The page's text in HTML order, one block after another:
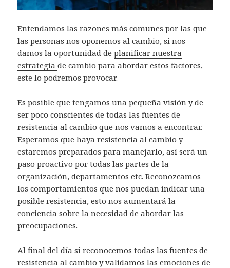
Entendamos las razones más comunes por las que
las personas nos oponemos al cambio, si nos
damos la oportunidad deplanificar nuestra
estrategiade cambio para abordar estos factores,
este lo podremos provocar.
Es posible que tengamos una pequeña visión y de
ser poco conscientes de todas las fuentes de
resistencia al cambio que nos vamos a encontrar.
Esperamos que haya resistencia al cambio y
estaremos preparados para manejarlo, así será un
paso proactivo por todas las partes de la
organización, departamentos etc. Reconozcamos
los comportamientos que nos puedan indicar una
posible resistencia, esto nos aumentará la
conciencia sobre la necesidad de abordar las
preocupaciones.
Al final del día si reconocemos todas las fuentes de
resistencia al cambio y validamos las emociones de